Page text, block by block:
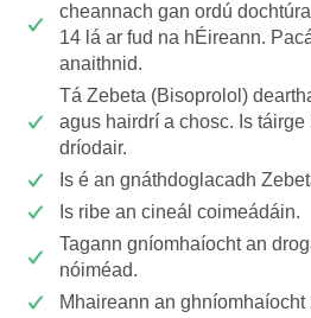
cheannach gan ordú
14 lá ar fud na hÉireann.
anaithnid.
Tá Zebeta (Bisoprolol)
agus hairdrí a chosc. Is
dríodair.
Is é an gnáthdoglacadh
Is ribe an cineál coimeádáin.
Tagann gníomhaíocht an
nóiméad.
Mhaireann an